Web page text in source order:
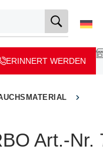
ERINNERT WERDEN
Art.-Nr.